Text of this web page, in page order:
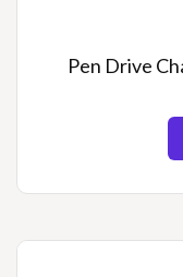
Pen Drive